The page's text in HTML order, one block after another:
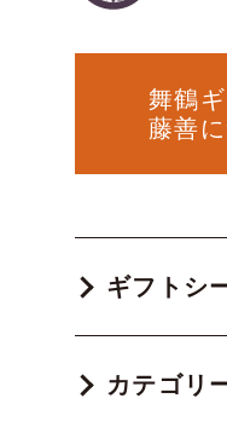
舞鶴
藤善
ギフトシ
カテゴリ